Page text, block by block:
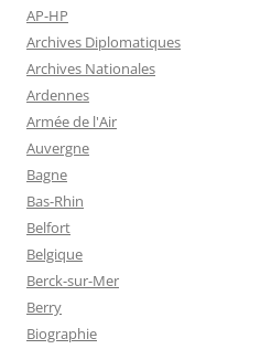
AP-HP
Archives Diplomatiques
Archives Nationales
Ardennes
Armée de l'Air
Auvergne
Bagne
Bas-Rhin
Belfort
Belgique
Berck-sur-Mer
Berry
Biographie